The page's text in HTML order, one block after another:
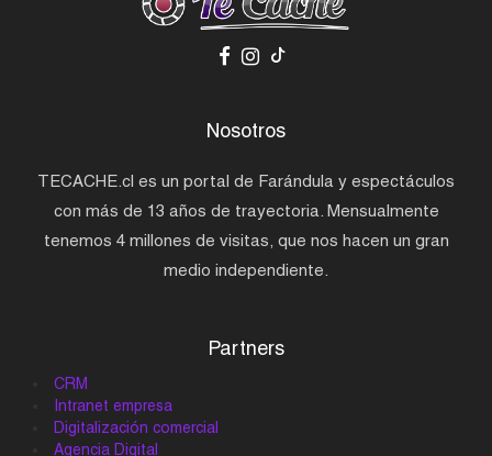
Nosotros
TECACHE.cl es un portal de Farándula y espectáculos
con más de 13 años de trayectoria. Mensualmente
tenemos 4 millones de visitas, que nos hacen un gran
medio independiente.
Partners
CRM
Intranet empresa
Digitalización comercial
Agencia Digital